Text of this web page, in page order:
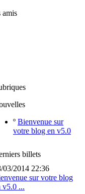
amis
º Bienvenue sur
votre blog en v5.0
billets
03/2014 22:36
sur votre blog
v5.0 ...